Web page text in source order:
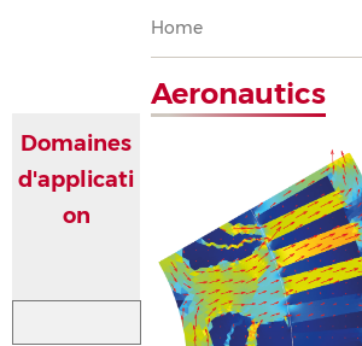
Breadcrumb
Home
Aeronautics
Domaines
d'applicati
on